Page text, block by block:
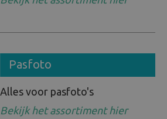
Pasfoto
Alles voor pasfoto's
Bekijk het assortiment hier